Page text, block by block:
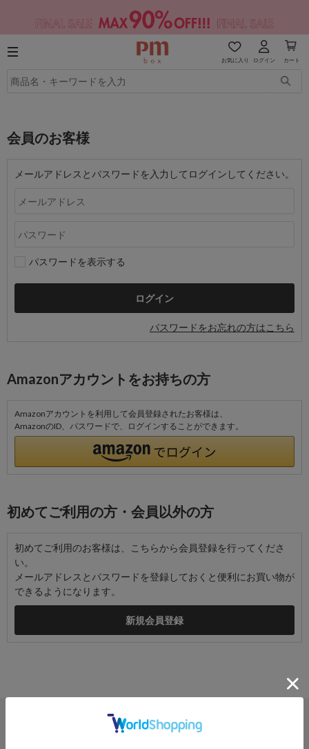
お気に入り ログイン カート
会員のお客様
メールアドレスとパスワードを入力してログインしてください。
パスワードを表示する
パスワードをお忘れの方はこちら
Amazonアカウントをお持ちの方
Amazonアカウントを利用して会員登録されたお客様は、
AmazonのID、パスワードで、ログインすることができます。
初めてご利用の方・会員以外の方
初めてご利用のお客様は、こちらから会員登録を行ってくださ
い。
メールアドレスとパスワードを登録しておくと便利にお買い物が
できるようになります。